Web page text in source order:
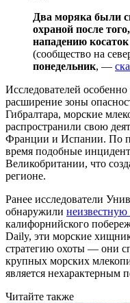
Два моряка были
охраной после
нападению
(сообщество на
понедельник, —
Исследователей
расширение зоны
Гибралтара, морские
распространили свою
Франции и Испании. По
время подобные
Великобритании, что
регионе.
Ранее исследователи
обнаружили
калифорнийского
Daily, эти морские
стратегию охоты — они
крупных морских
является нехарактерным
Читайте также